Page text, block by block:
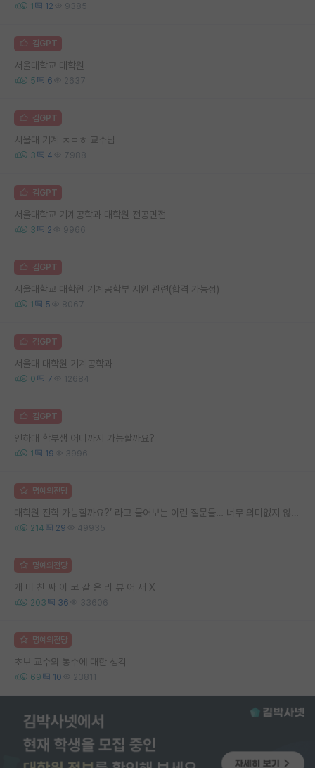
1 12 9385
김GPT
서울대학교 대학원
5 6 2637
김GPT
서울대 기계 ㅈㅁㅎ 교수님
3 4 7988
김GPT
서울대학교 기계공학과 대학원 전공면접
3 2 9966
김GPT
서울대학교 대학원 기계공학부 지원 관련(합격 가능성)
1 5 8067
김GPT
서울대 대학원 기계공학과
0 7 12684
김GPT
인하대 학부생 어디까지 가능할까요?
1 19 3996
명예의전당
대학원 진학 가능할까요?’ 라고 물어보는 이런 질문들… 너무 의미없지 않나요?
214 29 49935
명예의전당
개 미 친 싸 이 코 같 은 리 뷰 어 새 X
203 36 33606
명예의전당
초보 교수의 통수에 대한 생각
69 10 23811